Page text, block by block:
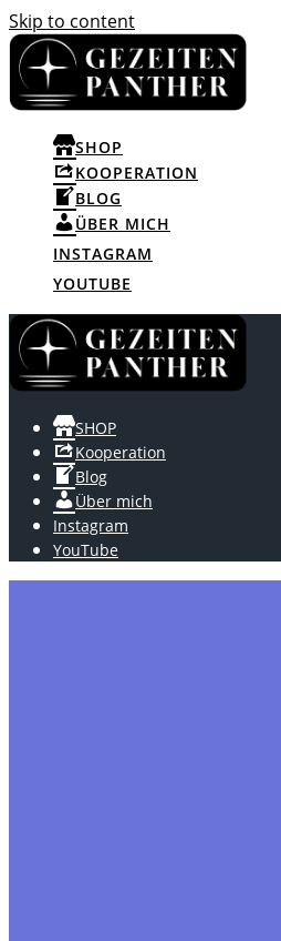
Skip to content
SHOP
KOOPERATION
BLOG
ÜBER MICH
INSTAGRAM
YOUTUBE
SHOP
Kooperation
Blog
Über mich
Instagram
YouTube